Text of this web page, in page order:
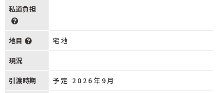
私道負担
地目 宅地
現況
引渡時期 予定 2026年9月